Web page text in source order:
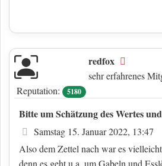
redfox
sehr erfahrenes
Reputation:
5180
Bitte um Schätzung des Wertes
Beitrag
Samstag 15. Januar 2022, 13:47
Also dem Zettel nach war es
denn es geht u.a. um Gabeln und